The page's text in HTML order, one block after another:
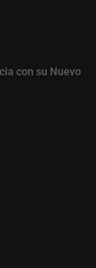
con su Nuevo